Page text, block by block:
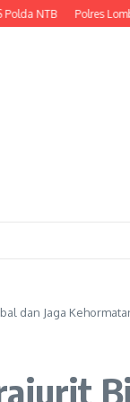
Polres Lombok
dan Jaga